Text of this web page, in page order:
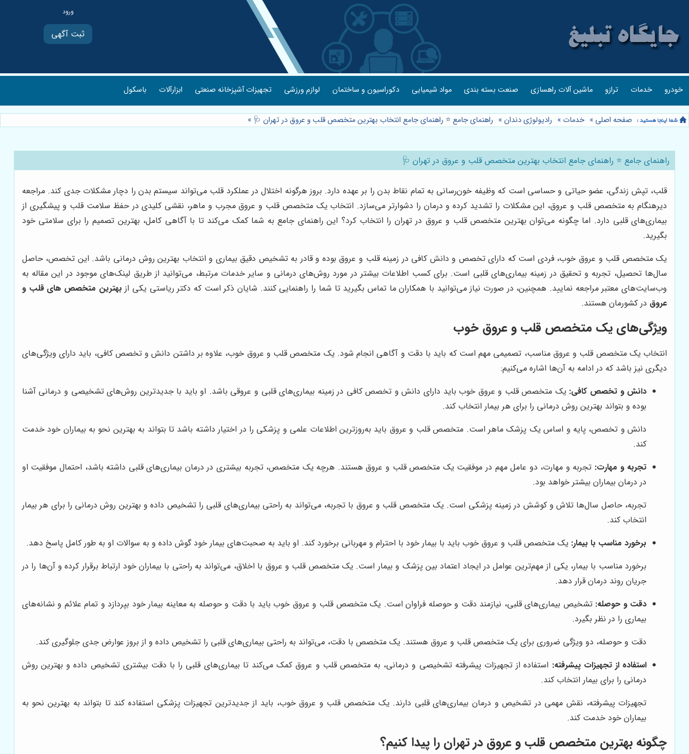
ثبت آگهی
خودرو خدمات ترازو ماشین آلات راهسازی صنعت بسته بندی مواد شیمیایی دکوراسیون و ساختمان لوازم ورزشی تجهیزات آشپزخانه صنعتی ابزارآلات باسکول
صفحه اصلی » خدمات » رادیولوژی دندان » راهنمای جامع ⭐️ راهنمای جامع انتخاب بهترین متخصص قلب و عروق در تهران 🩺 »
راهنمای جامع ⭐️ راهنمای جامع انتخاب بهترین متخصص قلب و عروق در تهران 🩺
قلب، تپش زندگی، عضو حیاتی و حساسی است که وظیفه خون‌رسانی به تمام نقاط بدن را بر عهده دارد. بروز هرگونه اختلال در عملکرد قلب می‌تواند سیستم بدن را دچار مشکلات جدی کند. مراجعه
دیرهنگام به متخصص قلب و عروق، این مشکلات را تشدید کرده و درمان را دشوارتر می‌سازد. انتخاب یک متخصص قلب و عروق مجرب و ماهر، نقشی کلیدی در حفظ سلامت قلب و پیشگیری از
بیماری‌های قلبی دارد. اما چگونه می‌توان بهترین متخصص قلب و عروق در تهران را انتخاب کرد؟ این راهنمای جامع به شما کمک می‌کند تا با آگاهی کامل، بهترین تصمیم را برای سلامتی خود
بگیرید.
یک متخصص قلب و عروق خوب، فردی است که دارای تخصص و دانش کافی در زمینه قلب و عروق بوده و قادر به تشخیص دقیق بیماری و انتخاب بهترین روش درمانی باشد. این تخصص، حاصل
سال‌ها تحصیل، تجربه و تحقیق در زمینه بیماری‌های قلبی است. برای کسب اطلاعات بیشتر در مورد روش‌های درمانی و سایر خدمات مرتبط، می‌توانید از طریق لینک‌های موجود در این مقاله به
وب‌سایت‌های معتبر مراجعه نمایید. همچنین، در صورت نیاز می‌توانید با همکاران ما تماس بگیرید تا شما را راهنمایی کنند. شایان ذکر است که دکتر ریاستی یکی از بهترین متخصص های قلب و
عروق در کشورمان هستند.
ویژگی‌های یک متخصص قلب و عروق خوب
انتخاب یک متخصص قلب و عروق مناسب، تصمیمی مهم است که باید با دقت و آگاهی انجام شود. یک متخصص قلب و عروق خوب، علاوه بر داشتن دانش و تخصص کافی، باید دارای ویژگی‌های
دیگری نیز باشد که در ادامه به آن‌ها اشاره می‌کنیم:
دانش و تخصص کافی: یک متخصص قلب و عروق خوب باید دارای دانش و تخصص کافی در زمینه بیماری‌های قلبی و عروقی باشد. او باید با جدیدترین روش‌های تشخیصی و درمانی آشنا
بوده و بتواند بهترین روش درمانی را برای هر بیمار انتخاب کند.
دانش و تخصص، پایه و اساس یک پزشک ماهر است. متخصص قلب و عروق باید به‌روزترین اطلاعات علمی و پزشکی را در اختیار داشته باشد تا بتواند به بهترین نحو به بیماران خود خدمت
کند.
تجربه و مهارت: تجربه و مهارت، دو عامل مهم در موفقیت یک متخصص قلب و عروق هستند. هرچه یک متخصص، تجربه بیشتری در درمان بیماری‌های قلبی داشته باشد، احتمال موفقیت او
در درمان بیماران بیشتر خواهد بود.
تجربه، حاصل سال‌ها تلاش و کوشش در زمینه پزشکی است. یک متخصص قلب و عروق با تجربه، می‌تواند به راحتی بیماری‌های قلبی را تشخیص داده و بهترین روش درمانی را برای هر بیمار
انتخاب کند.
برخورد مناسب با بیمار: یک متخصص قلب و عروق خوب باید با بیمار خود با احترام و مهربانی برخورد کند. او باید به صحبت‌های بیمار خود گوش داده و به سوالات او به طور کامل پاسخ دهد.
برخورد مناسب با بیمار، یکی از مهم‌ترین عوامل در ایجاد اعتماد بین پزشک و بیمار است. یک متخصص قلب و عروق با اخلاق، می‌تواند به راحتی با بیماران خود ارتباط برقرار کرده و آن‌ها را در
جریان روند درمان قرار دهد.
دقت و حوصله: تشخیص بیماری‌های قلبی، نیازمند دقت و حوصله فراوان است. یک متخصص قلب و عروق خوب باید با دقت و حوصله به معاینه بیمار خود بپردازد و تمام علائم و نشانه‌های
بیماری را در نظر بگیرد.
دقت و حوصله، دو ویژگی ضروری برای یک متخصص قلب و عروق هستند. یک متخصص با دقت، می‌تواند به راحتی بیماری‌های قلبی را تشخیص داده و از بروز عوارض جدی جلوگیری کند.
استفاده از تجهیزات پیشرفته: استفاده از تجهیزات پیشرفته تشخیصی و درمانی، به متخصص قلب و عروق کمک می‌کند تا بیماری‌های قلبی را با دقت بیشتری تشخیص داده و بهترین روش
درمانی را برای بیمار انتخاب کند.
تجهیزات پیشرفته، نقش مهمی در تشخیص و درمان بیماری‌های قلبی دارند. یک متخصص قلب و عروق خوب، باید از جدیدترین تجهیزات پزشکی استفاده کند تا بتواند به بهترین نحو به
بیماران خود خدمت کند.
چگونه بهترین متخصص قلب و عروق در تهران را پیدا کنیم؟